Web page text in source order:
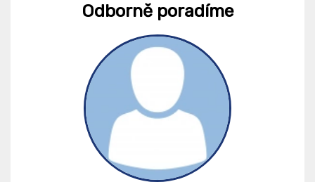
Odborně poradíme